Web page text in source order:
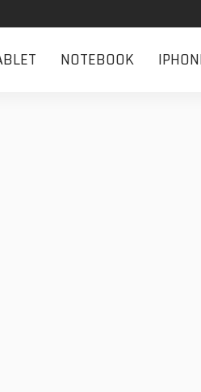
NOTEBOOK